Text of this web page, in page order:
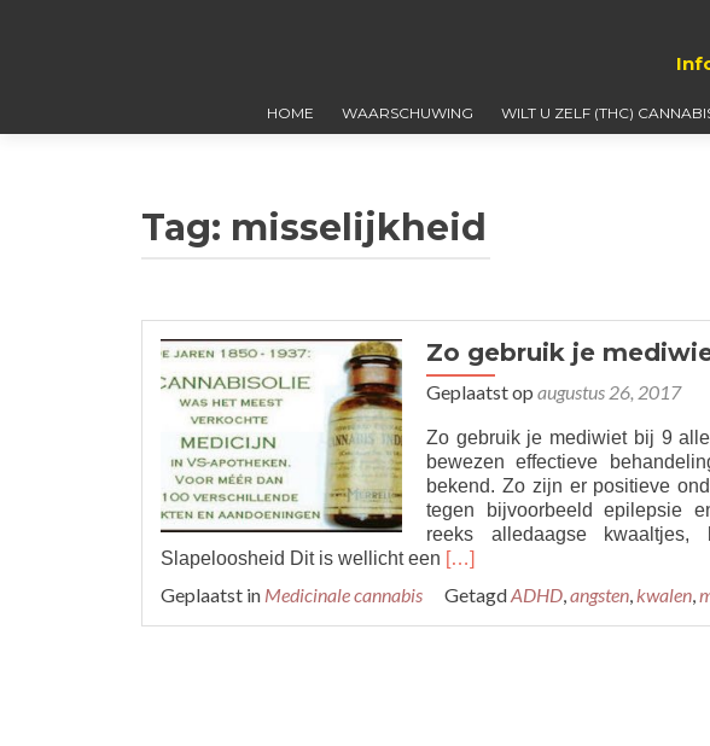
HOME WAARSCHUWING WILT U ZELF (THC)
Tag: misselijkheid
Zo gebruik je
Geplaatst op augustus 26, 2017
Zo gebruik je mediwiet bij 9
bewezen effectieve
bekend. Zo zijn er positieve
tegen bijvoorbeeld epilepsie
reeks alledaagse
Slapeloosheid Dit is wellicht een Read
about
Zo
[…]
Geplaatst in Medicinale cannabis GetagdADHD,angsten,kwalen,